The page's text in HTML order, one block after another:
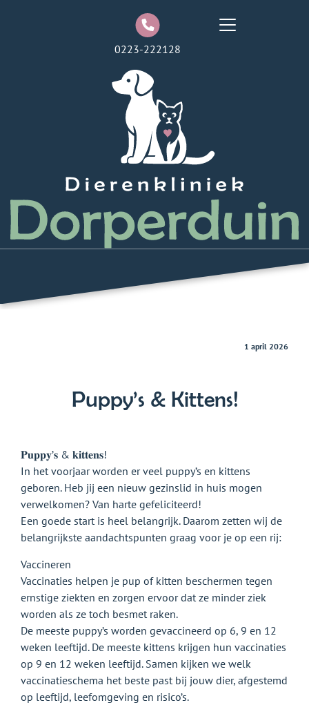
0223-222128
1 april 2026
Puppy’s & Kittens!
𝐏𝐮𝐩𝐩𝐲’𝐬 & 𝐤𝐢𝐭𝐭𝐞𝐧𝐬!
In het voorjaar worden er veel puppy’s en kittens
geboren. Heb jij een nieuw gezinslid in huis mogen
verwelkomen? Van harte gefeliciteerd!
Een goede start is heel belangrijk. Daarom zetten wij de
belangrijkste aandachtspunten graag voor je op een rij:
Vaccineren
Vaccinaties helpen je pup of kitten beschermen tegen
ernstige ziekten en zorgen ervoor dat ze minder ziek
worden als ze toch besmet raken.
De meeste puppy’s worden gevaccineerd op 6, 9 en 12
weken leeftijd. De meeste kittens krijgen hun vaccinaties
op 9 en 12 weken leeftijd. Samen kijken we welk
vaccinatieschema het beste past bij jouw dier, afgestemd
op leeftijd, leefomgeving en risico’s.